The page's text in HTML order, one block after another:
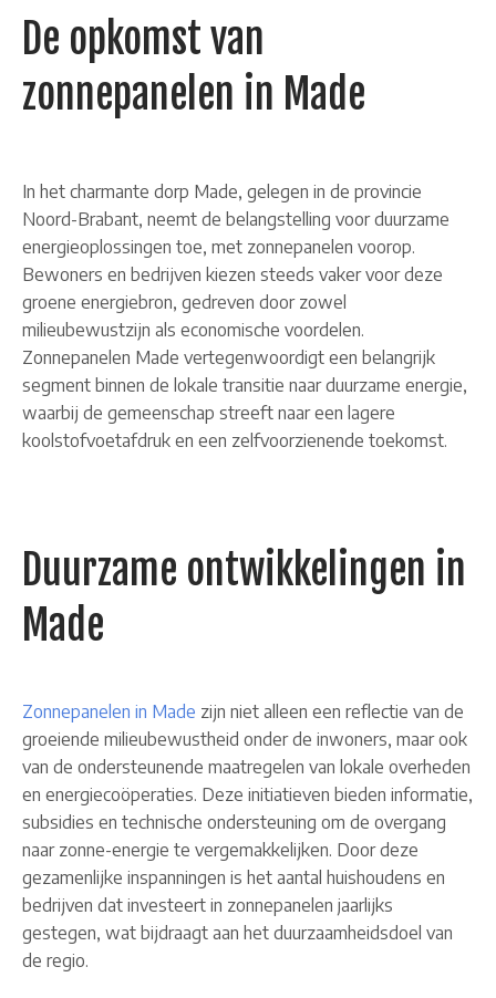
De opkomst van
zonnepanelen in Made
In het charmante dorp Made, gelegen in de provincie
Noord-Brabant, neemt de belangstelling voor duurzame
energieoplossingen toe, met zonnepanelen voorop.
Bewoners en bedrijven kiezen steeds vaker voor deze
groene energiebron, gedreven door zowel
milieubewustzijn als economische voordelen.
Zonnepanelen Made vertegenwoordigt een belangrijk
segment binnen de lokale transitie naar duurzame energie,
waarbij de gemeenschap streeft naar een lagere
koolstofvoetafdruk en een zelfvoorzienende toekomst.
Duurzame ontwikkelingen in
Made
Zonnepanelen in Made zijn niet alleen een reflectie van de
groeiende milieubewustheid onder de inwoners, maar ook
van de ondersteunende maatregelen van lokale overheden
en energiecoöperaties. Deze initiatieven bieden informatie,
subsidies en technische ondersteuning om de overgang
naar zonne-energie te vergemakkelijken. Door deze
gezamenlijke inspanningen is het aantal huishoudens en
bedrijven dat investeert in zonnepanelen jaarlijks
gestegen, wat bijdraagt aan het duurzaamheidsdoel van
de regio.